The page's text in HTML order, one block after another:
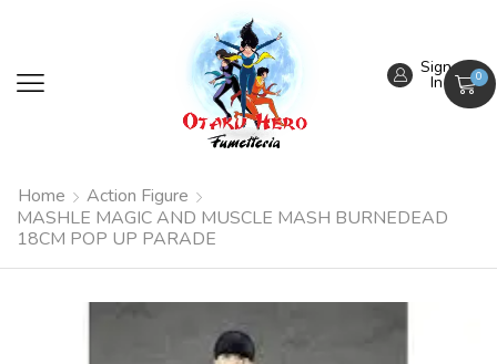
Sign
In 0
Home
Action Figure
MASHLE MAGIC AND MUSCLE MASH BURNEDEAD
18CM POP UP PARADE